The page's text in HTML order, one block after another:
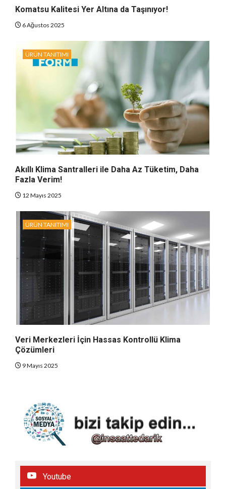
Komatsu Kalitesi Yer Altına da Taşınıyor!
6 Ağustos 2025
ÜRÜN TANITIMI
Akıllı Klima Santralleri ile Daha Az Tüketim, Daha
Fazla Verim!
12 Mayıs 2025
ÜRÜN TANITIMI
Veri Merkezleri İçin Hassas Kontrollü Klima
Çözümleri
9 Mayıs 2025
Youtube